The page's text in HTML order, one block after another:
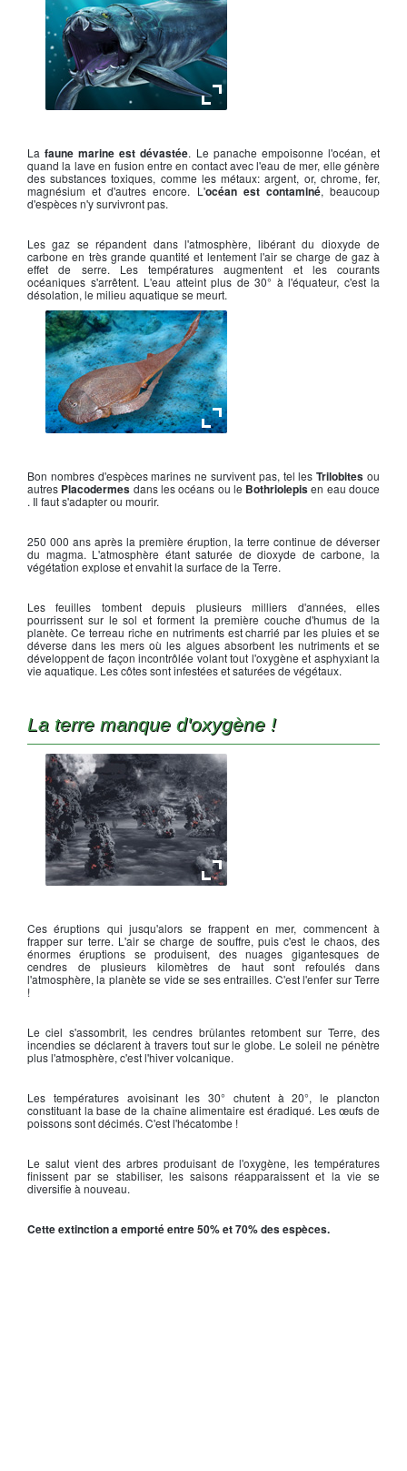
La faune marine est dévastée. Le panache empoisonne l'océan, et
quand la lave en fusion entre en contact avec l'eau de mer, elle génère
des substances toxiques, comme les métaux: argent, or, chrome, fer,
magnésium et d'autres encore. L'océan est contaminé, beaucoup
d'espèces n'y survivront pas.
Les gaz se répandent dans l'atmosphère, libérant du dioxyde de
carbone en très grande quantité et lentement l'air se charge de gaz à
effet de serre. Les températures augmentent et les courants
océaniques s'arrêtent. L'eau atteint plus de 30° à l'équateur, c'est la
désolation, le milieu aquatique se meurt.
Bon nombres d'espèces marines ne survivent pas, tel lesTrilobitesou
autres Placodermes dans les océans ou le Bothriolepisen eau douce
. Il faut s'adapter ou mourir.
250 000 ans après la première éruption, la terre continue de déverser
du magma. L'atmosphère étant saturée de dioxyde de carbone, la
végétation explose et envahit la surface de la Terre.
Les feuilles tombent depuis plusieurs milliers d'années, elles
pourrissent sur le sol et forment la première couche d'humus de la
planète. Ce terreau riche en nutriments est charrié par les pluies et se
déverse dans les mers où les algues absorbent les nutriments et se
développent de façon incontrôlée volant tout l'oxygène et asphyxiant la
vie aquatique. Les côtes sont infestées et saturées de végétaux.
La terre manque d'oxygène !
Ces éruptions qui jusqu'alors se frappent en mer, commencent à
frapper sur terre. L'air se charge de souffre, puis c'est le chaos, des
énormes éruptions se produisent, des nuages gigantesques de
cendres de plusieurs kilomètres de haut sont refoulés dans
l'atmosphère, la planète se vide se ses entrailles. C'est l'enfer sur Terre
!
Le ciel s'assombrit, les cendres brûlantes retombent sur Terre, des
incendies se déclarent à travers tout sur le globe. Le soleil ne pénètre
plus l'atmosphère, c'est l'hiver volcanique.
Les températures avoisinant les 30° chutent à 20°, le plancton
constituant la base de la chaîne alimentaire est éradiqué. Les œufs de
poissons sont décimés. C'est l'hécatombe !
Le salut vient des arbres produisant de l'oxygène, les températures
finissent par se stabiliser, les saisons réapparaissent et la vie se
diversifie à nouveau.
Cette extinction a emporté entre 50% et 70% des espèces.